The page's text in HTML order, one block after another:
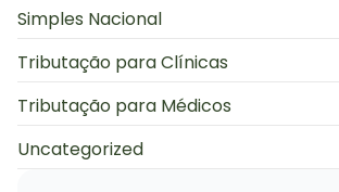
Simples Nacional
Tributação para Clínicas
Tributação para Médicos
Uncategorized